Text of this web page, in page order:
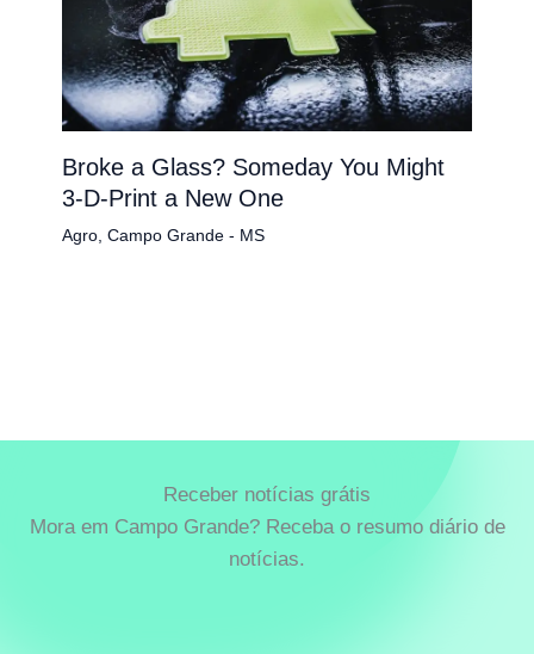
Broke a Glass? Someday You Might
3-D-Print a New One
Agro, Campo Grande - MS
Receber notícias grátis
Mora em Campo Grande? Receba o resumo diário de
notícias.